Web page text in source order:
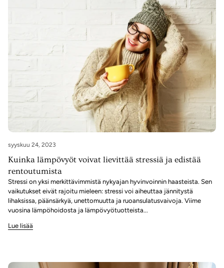
syyskuu 24, 2023
Kuinka lämpövyöt voivat lievittää stressiä ja edistää
rentoutumista
Stressi on yksi merkittävimmistä nykyajan hyvinvoinnin haasteista. Sen
vaikutukset eivät rajoitu mieleen: stressi voi aiheuttaa jännitystä
lihaksissa, päänsärkyä, unettomuutta ja ruoansulatusvaivoja. Viime
vuosina lämpöhoidosta ja lämpövyötuotteista...
Lue lisää